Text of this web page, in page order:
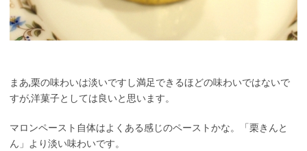
まあ,栗の味わいは淡いですし満足できるほどの味わいではないで
すが,洋菓子としては良いと思います。
マロンペースト自体はよくある感じのペーストかな。「栗きんと
ん」より淡い味わいです。